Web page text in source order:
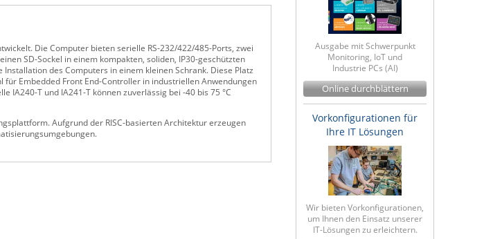
Die Computer bieten serielle RS-232/422/485-Ports, zwei
SD-Sockel in einem kompakten, soliden, IP30-geschützten
des Computers in einem kleinen Schrank. Diese Platz
Embedded Front End-Controller in industriellen Anwendungen
T und IA241-T können zuverlässig bei -40 bis 75 °C
Aufgrund der RISC-basierten Architektur erzeugen
Ausgabe mit Schwerpunkt
Monitoring, IoT und
Industrie PCs (AI)
Online durchblättern
Vorkonfigurationen für
Ihre IT Lösungen
Wir bieten Vorkonfigurationen,
um Ihnen den Einsatz unserer
IT-Lösungen zu erleichtern.